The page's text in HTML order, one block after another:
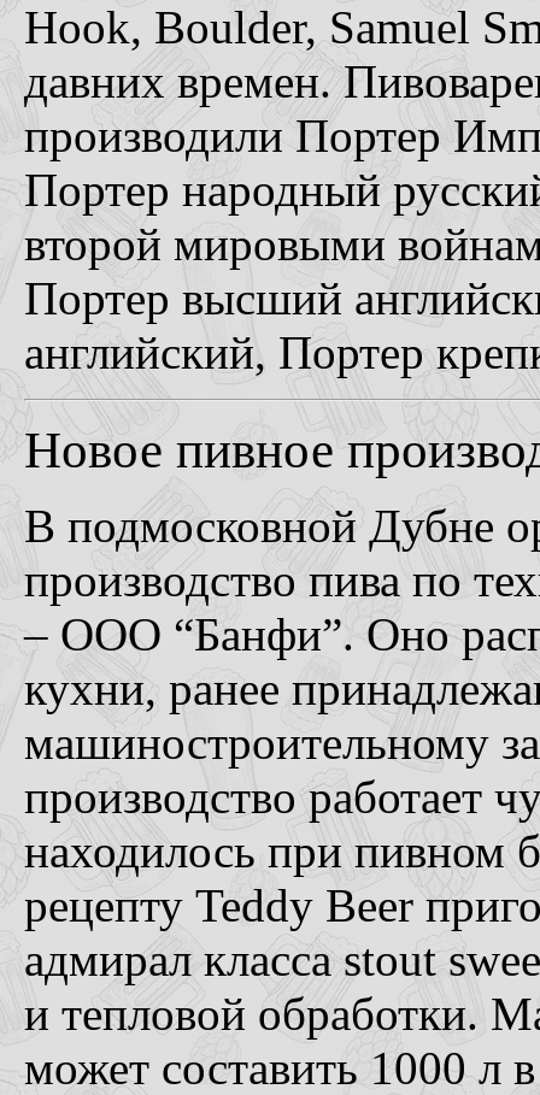
Hook, Boulder, Samuel
давних времен.
производили Портер
Портер народный
второй мировыми
Портер высший
английский, Портер
Новое пивное
В подмосковной Дубне
производство пива по
– ООО “Банфи”. Оно
кухни, ранее
машиностроительному
производство работает
находилось при пивном
рецепту Teddy Beer
адмирал класса stout
и тепловой обработки.
может составить 1000 л